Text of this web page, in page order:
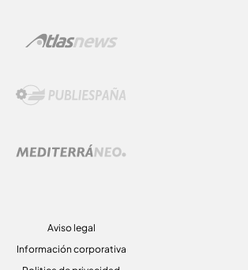
Aviso legal
Información corporativa